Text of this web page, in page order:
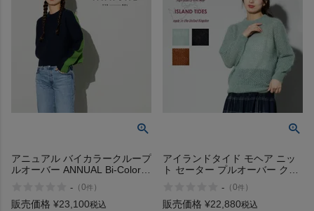
アニュアル バイカラークループ
ルオーバー ANNUAL Bi-Color
- （0件 ）
販売価格 ¥23,100税込
アイランドタイド モヘア ニッ
ト セーター プルオーバー クル
- （0件 ）
販売価格 ¥22,880税込